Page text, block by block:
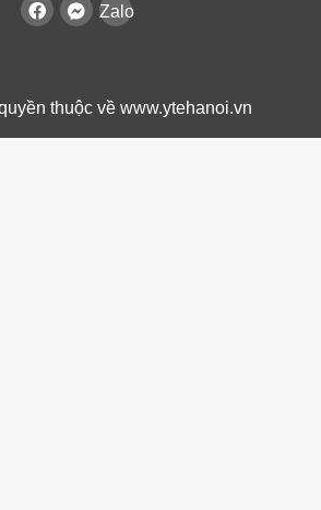
Zalo
thuộc về www.ytehanoi.vn